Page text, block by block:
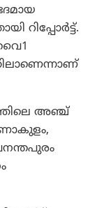
റിപ്പോര്‍ട്ട്.
അഞ്ച്